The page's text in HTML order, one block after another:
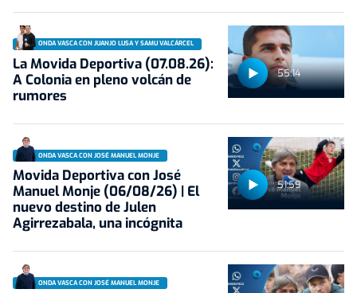
55:14
ONDA VASCA CON JUANJO LUSA Y SAMU VALCÁRCEL
La Movida Deportiva (07.08.26):
A Colonia en pleno volcán de
rumores
51:59
ONDA VASCA CON JOSÉ MANUEL MONJE
Movida Deportiva con José
Manuel Monje (06/08/26) | El
nuevo destino de Julen
Agirrezabala, una incógnita
ONDA VASCA CON JOSÉ MANUEL MONJE